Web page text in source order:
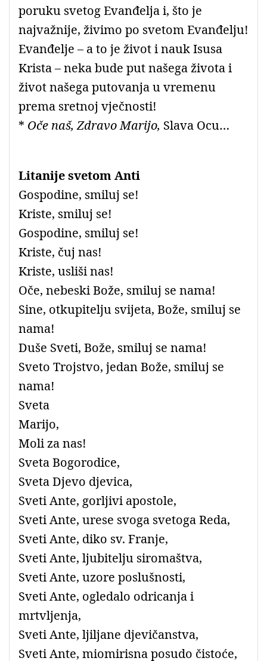
poruku svetog Evanđelja i, što je
najvažnije, živimo po svetom Evanđelju!
Evanđelje – a to je život i nauk Isusa
Krista – neka bude put našega života i
život našega putovanja u vremenu
prema sretnoj vječnosti!
* Oče naš, Zdravo Marijo, Slava Ocu…
Litanije svetom Anti
Gospodine, smiluj se!
Kriste, smiluj se!
Gospodine, smiluj se!
Kriste, čuj nas!
Kriste, usliši nas!
Oče, nebeski Bože, smiluj se nama!
Sine, otkupitelju svijeta, Bože, smiluj se
nama!
Duše Sveti, Bože, smiluj se nama!
Sveto Trojstvo, jedan Bože, smiluj se
nama!
Sveta
Marijo,
Moli za nas!
Sveta Bogorodice,
Sveta Djevo djevica,
Sveti Ante, gorljivi apostole,
Sveti Ante, urese svoga svetoga Reda,
Sveti Ante, diko sv. Franje,
Sveti Ante, ljubitelju siromaštva,
Sveti Ante, uzore poslušnosti,
Sveti Ante, ogledalo odricanja i
mrtvljenja,
Sveti Ante, ljiljane djevičanstva,
Sveti Ante, miomirisna posudo čistoće,